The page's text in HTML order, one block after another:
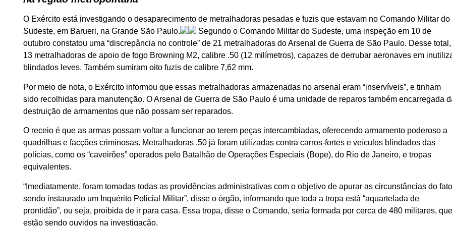
O Exército está investigando o desaparecimento de metralhadoras pesadas e fuzis que estavam no Comando Militar do
Sudeste, em Barueri, na Grande São Paulo.
Segundo o Comando Militar do Sudeste, uma inspeção em 10 de
outubro constatou uma “discrepância no controle” de 21 metralhadoras do Arsenal de Guerra de São Paulo. Desse total,
13 metralhadoras de apoio de fogo Browning M2, calibre .50 (12 milímetros), capazes de derrubar aeronaves em
blindados leves. Também sumiram oito fuzis de calibre 7,62 mm.
Por meio de nota, o Exército informou que essas metralhadoras armazenadas no arsenal eram “inservíveis”, e tinham
sido recolhidas para manutenção. O Arsenal de Guerra de São Paulo é uma unidade de reparos também encarregada
destruição de armamentos que não possam ser reparados.
O receio é que as armas possam voltar a funcionar ao terem peças intercambiadas, oferecendo armamento poderoso a
quadrilhas e facções criminosas. Metralhadoras .50 já foram utilizadas contra carros-fortes e veículos blindados das
polícias, como os “caveirões” operados pelo Batalhão de Operações Especiais (Bope), do Rio de Janeiro, e tropas
equivalentes.
“Imediatamente, foram tomadas todas as providências administrativas com o objetivo de apurar as circunstâncias do
sendo instaurado um Inquérito Policial Militar”, disse o órgão, informando que toda a tropa está “aquartelada de
prontidão”, ou seja, proibida de ir para casa. Essa tropa, disse o Comando, seria formada por cerca de 480 militares, que
estão sendo ouvidos na investigação.